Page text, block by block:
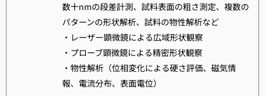
数十nmの段差計測、試料表面の粗さ測定、複数の
パターンの形状解析、試料の物性解析など
・レーザー顕微鏡による広域形状観察
・プローブ顕微鏡による精密形状観察
・物性解析（位相変化による硬さ評価、磁気情
報、電流分布、表面電位）